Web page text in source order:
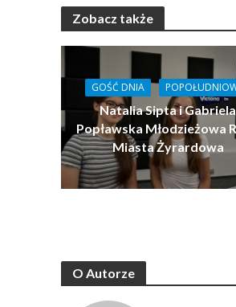
Zobacz także
GOŚĆ DNIA
Natalia Sipta i Gabriela
Popławska Młodzieżowa
Miasta Żyrardowa
O Autorze